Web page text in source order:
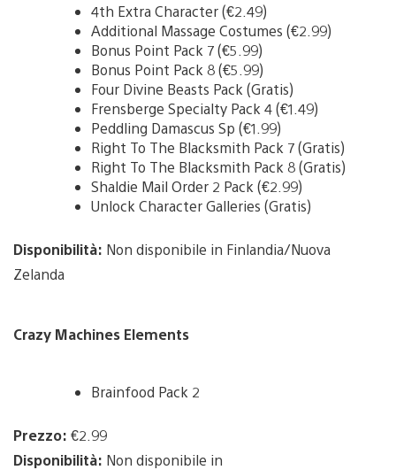
4th Extra Character (€2.49)
Additional Massage Costumes (€2.99)
Bonus Point Pack 7 (€5.99)
Bonus Point Pack 8 (€5.99)
Four Divine Beasts Pack (Gratis)
Frensberge Specialty Pack 4 (€1.49)
Peddling Damascus Sp (€1.99)
Right To The Blacksmith Pack 7 (Gratis)
Right To The Blacksmith Pack 8 (Gratis)
Shaldie Mail Order 2 Pack (€2.99)
Unlock Character Galleries (Gratis)
Disponibilità: Non disponibile in Finlandia/Nuova
Zelanda
Crazy Machines Elements
Brainfood Pack 2
Prezzo: €2.99
Disponibilità: Non disponibile in